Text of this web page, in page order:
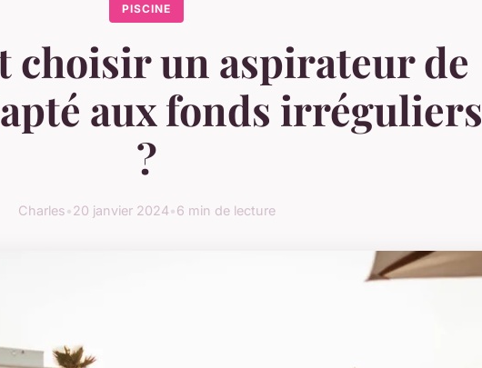
PISCINE
choisir un aspirateur de
aux fonds irréguliers
?
Charles•20 janvier 2024•6 min de lecture